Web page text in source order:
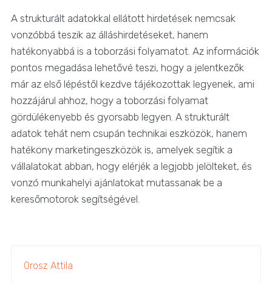
A strukturált adatokkal ellátott hirdetések nemcsak
vonzóbbá teszik az álláshirdetéseket, hanem
hatékonyabbá is a toborzási folyamatot. Az információk
pontos megadása lehetővé teszi, hogy a jelentkezők
már az első lépéstől kezdve tájékozottak legyenek, ami
hozzájárul ahhoz, hogy a toborzási folyamat
gördülékenyebb és gyorsabb legyen. A strukturált
adatok tehát nem csupán technikai eszközök, hanem
hatékony marketingeszközök is, amelyek segítik a
vállalatokat abban, hogy elérjék a legjobb jelölteket, és
vonzó munkahelyi ajánlatokat mutassanak be a
keresőmotorok segítségével.
Orosz Attila